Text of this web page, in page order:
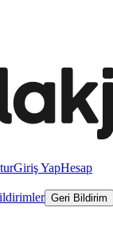
Giriş YapHesap
Geri Bildirim